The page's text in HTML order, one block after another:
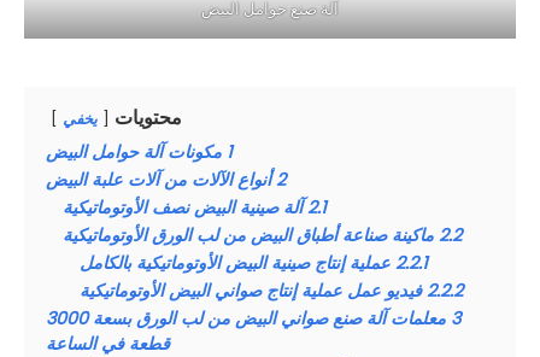
آلة صنع حوامل البيض
محتويات يخفي
1 مكونات آلة حوامل البيض
2 أنواع الآلات من آلات علبة البيض
2.1 آلة صينية البيض نصف الأوتوماتيكية
2.2 ماكينة صناعة أطباق البيض من لب الورق الأوتوماتيكية
2.2.1 عملية إنتاج صينية البيض الأوتوماتيكية بالكامل
2.2.2 فيديو عمل عملية إنتاج صواني البيض الأوتوماتيكية
3
معلمات آلة صنع صواني البيض من لب الورق بسعة 3000
قطعة في الساعة